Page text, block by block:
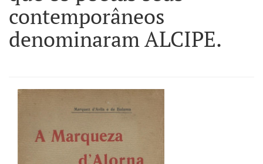
contemporâneos
denominaram ALCIPE.